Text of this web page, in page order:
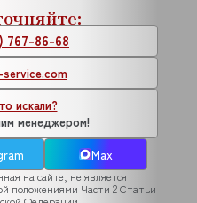
767-86-68
искали?
менеджером!
Max
на сайте, не является
положениями Части 2 Статьи